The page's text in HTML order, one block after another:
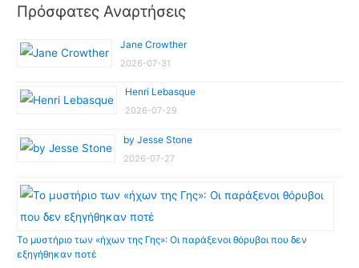
Πρόσφατες Αναρτήσεις
Jane Crowther
2026-07-31
Henri Lebasque
2026-07-29
by Jesse Stone
2026-07-27
Το μυστήριο των «ήχων της Γης»: Οι παράξενοι θόρυβοι που δεν
εξηγήθηκαν ποτέ